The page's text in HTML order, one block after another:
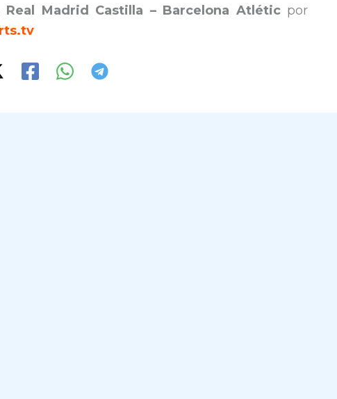
Real Madrid Castilla – Barcelona Atlétic por